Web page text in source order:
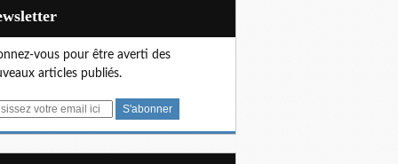
vous pour être averti des
articles publiés.